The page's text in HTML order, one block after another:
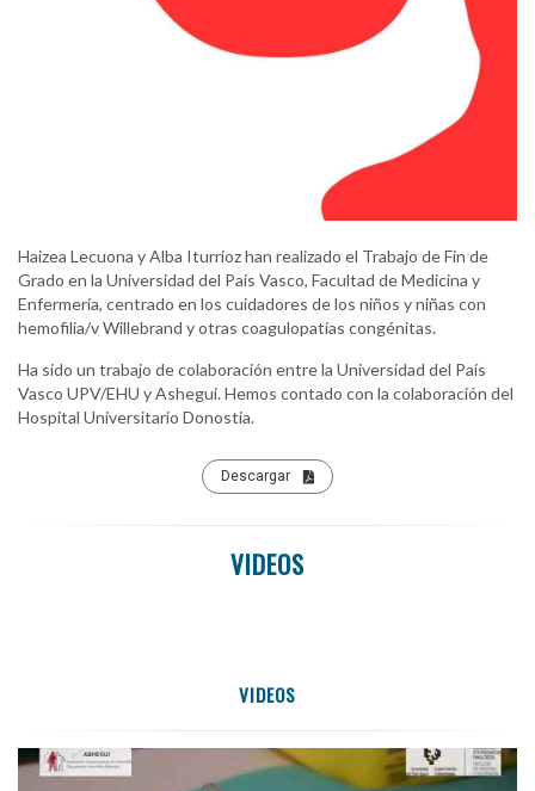
Haizea Lecuona y Alba Iturrioz han realizado el Trabajo de Fin de
Grado en la Universidad del País Vasco, Facultad de Medicina y
Enfermería, centrado en los cuidadores de los niños y niñas con
hemofilia/v Willebrand y otras coagulopatías congénitas.
Ha sido un trabajo de colaboración entre la Universidad del País
Vasco UPV/EHU y Ashegui. Hemos contado con la colaboración del
Hospital Universitario Donostia.
Descargar
VIDEOS
VIDEOS